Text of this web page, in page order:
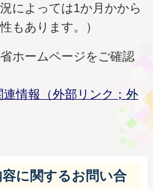
によっては1か月かから
もあります。）
ホームページをご確認
情報（外部リンク；外
に関するお問い合